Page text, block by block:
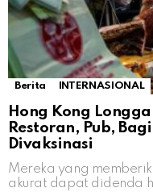
Berita INTERNASIONAL
Hong Kong
Restoran, Pub,
Divaksinasi
Mereka yang
akurat dapat didenda